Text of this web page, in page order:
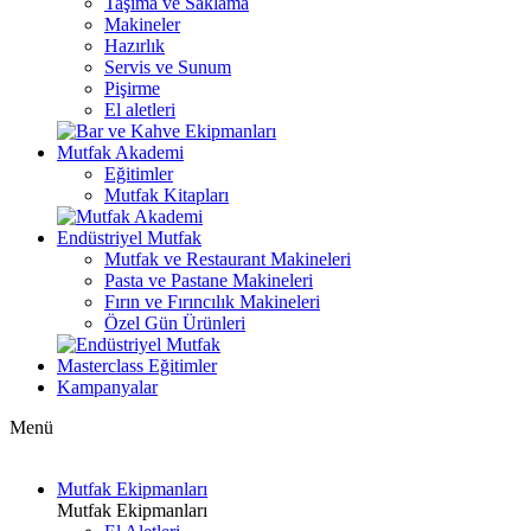
Makineler
Hazırlık
Servis ve Sunum
Pişirme
El aletleri
Mutfak Akademi
Eğitimler
Mutfak Kitapları
Endüstriyel Mutfak
Mutfak ve Restaurant Makineleri
Pasta ve Pastane Makineleri
Fırın ve Fırıncılık Makineleri
Özel Gün Ürünleri
Masterclass Eğitimler
Kampanyalar
Menü
Mutfak Ekipmanları
Mutfak Ekipmanları